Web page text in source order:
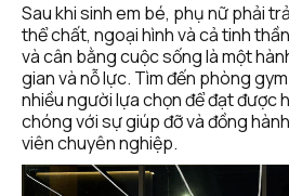
Sau khi sinh em bé, phụ nữ phải
thể chất, ngoại hình và cả tinh
và cân bằng cuộc sống là một
gian và nỗ lực. Tìm đến phòng
nhiều người lựa chọn để đạt được
chóng với sự giúp đỡ và đồng
viên chuyên nghiệp.